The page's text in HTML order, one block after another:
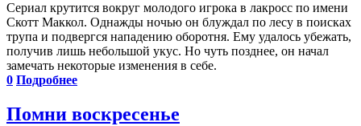
Сериал крутится вокруг молодого игрока в лакросс по имени
Скотт Маккол. Однажды ночью он блуждал по лесу в поисках
трупа и подвергся нападению оборотня. Ему удалось убежать,
получив лишь небольшой укус. Но чуть позднее, он начал
замечать некоторые изменения в себе.
0 Подробнее
Помни воскресенье